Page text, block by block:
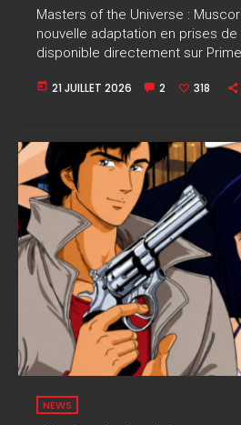
Masters of the Universe :
nouvelle adaptation en prises
disponible directement sur
today 21 JUILLET 2026 2 318
NEWS